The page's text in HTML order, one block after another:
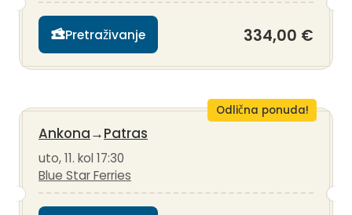
Pretraživanje 334,00 €
Odlična ponuda!
Ankona→Patras
uto, 11. kol 17:30
Blue Star Ferries